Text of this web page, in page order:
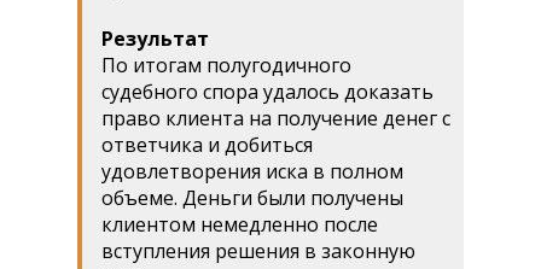
Результат
По итогам полугодичного
судебного спора удалось доказать
право клиента на получение денег с
ответчика и добиться
удовлетворения иска в полном
объеме. Деньги были получены
клиентом немедленно после
вступления решения в законную